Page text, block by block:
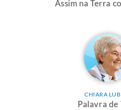
Assim na Terra
CHIARA
Palavra de